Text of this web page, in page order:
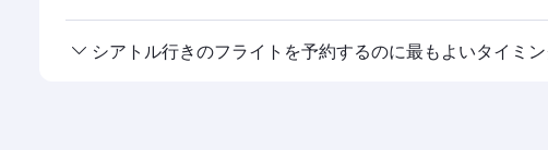
ご利用可能な客室クラスは路線や運航会社によって異なり
シアトル行きのフライトを予約するのに最もよいタイミ